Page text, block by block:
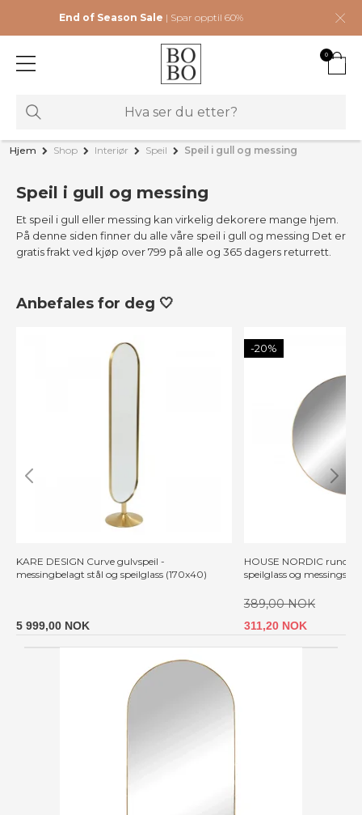
End of Season Sale | Spar opptil 60%
0
Hjem Shop Interiør Speil Speil i gull og messing
Speil i gull og messing
Et speil i gull eller messing kan virkelig dekorere mange hjem.
På denne siden finner du alle våre speil i gull og messing Det er
gratis frakt ved kjøp over 799 på alle og 365 dagers returrett.
Anbefales for deg 🤍
KARE DESIGN Curve gulvspeil -
messingbelagt stål og speilglass (170x40)
5 999,00 NOK
-20%
HOUSE NORDIC rundt
speilglass og
389,00 NOK
311,20 NOK